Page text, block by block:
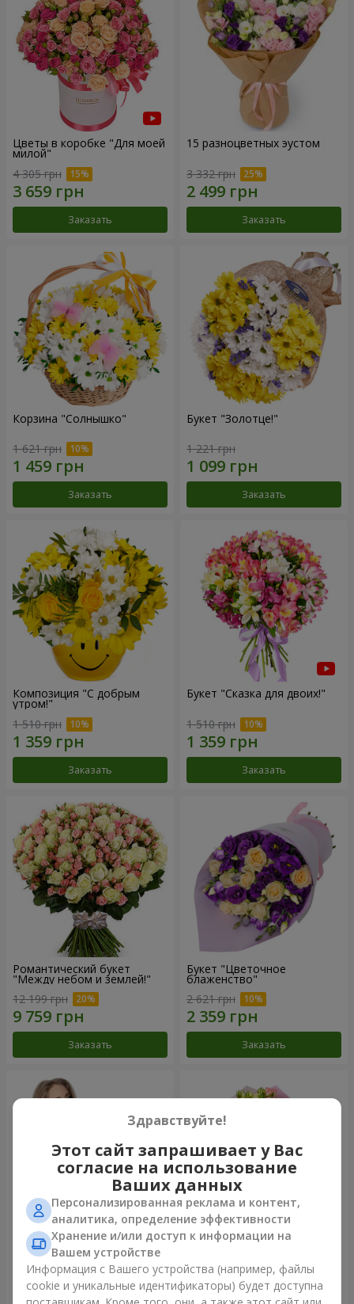
Цветы в коробке "Для моей
милой"
4 305 грн
Заказать
15 разноцветных эустом
3 332 грн
Заказать
Корзина "Солнышко"
1 621 грн
Заказать
Букет "Золотце!"
1 221 грн
Заказать
Композиция "С добрым
утром!"
1 510 грн
Заказать
Букет "Сказка для двоих!"
1 510 грн
Заказать
Романтический букет
"Между небом и землей!"
12 199 грн
Заказать
Букет "Цветочное
блаженство"
2 621 грн
Заказать
Букет "Королеве сердца"
2 554 грн
Микс "Планета роз" из 51
6 705 грн
Здравствуйте!
Этот сайт запрашивает у Вас
согласие на использование
Ваших данных
Персонализированная реклама и контент,
аналитика, определение эффективности
Хранение и/или доступ к информации на
Вашем устройстве
Информация с Вашего устройства (например, файлы
cookie и уникальные идентификаторы) будет доступна